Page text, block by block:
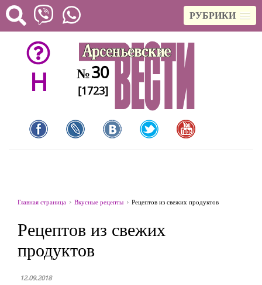
РУБРИКИ
H №30
[1723]
Главная страница Вкусные рецепты Рецептов из свежих продуктов
Рецептов из свежих
продуктов
12.09.2018